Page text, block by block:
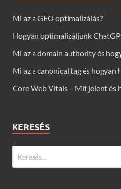
Mi az a GEO optimalizálás?
Hogyan optimalizáljunk
Mi az a domain authority és
Mi az a canonical tag és hogyan
Core Web Vitals – Mit jelent és
KERESÉS